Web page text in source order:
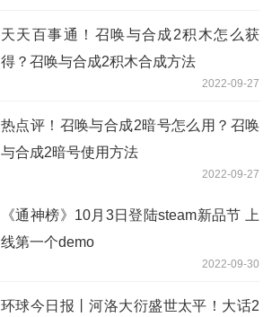
天天百事通！召唤与合成2积木怎么获
得？召唤与合成2积木合成方法
2022-09-27
热点评！召唤与合成2暗号怎么用？召唤
与合成2暗号使用方法
2022-09-27
《通神榜》10月3日登陆steam新品节 上
线第一个demo
2022-09-30
环球今日报丨河洛大衍盛世太平！大话2